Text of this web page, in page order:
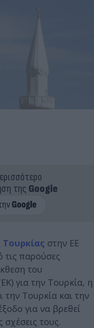
της Google
Τουρκίας στην ΕΕ
τις παρούσες
του
για την Τουρκία, η
Τουρκία και την
για να βρεθεί
σχέσεις τους.